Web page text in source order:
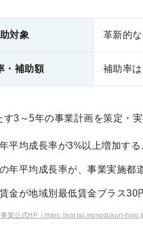
対象 革新的
・補助額 補助率
す3～5年の事業計画を策定・
平均成長率が3%以上増加する
年平均成長率が、事業実施都
金が地域別最低賃金プラス30
業公式HP（https://portal.monodukuri-